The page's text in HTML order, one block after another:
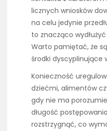
licznych wniosków
na celu jedynie
to znacząco
Warto pamiętać, że
środki dyscyplinujące
Konieczność
dziećmi, alimentów
gdy nie ma
długość
rozstrzygnąć, co